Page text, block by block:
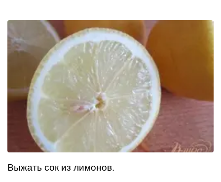
Выжать сок из лимонов.